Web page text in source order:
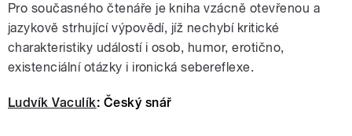
Pro současného čtenáře je kniha vzácně otevřenou a
jazykově strhující výpovědí, jíž nechybí kritické
charakteristiky událostí i osob, humor, erotično,
existenciální otázky i ironická sebereflexe.
Ludvík Vaculík: Český snář